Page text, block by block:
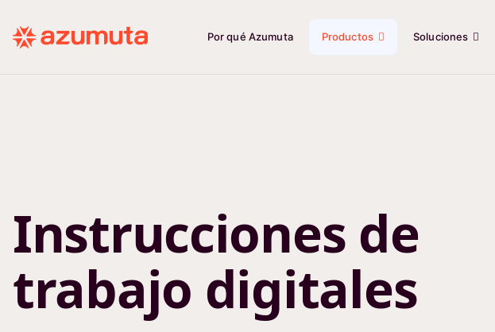
Por qué Azumuta Productos Soluciones
Instrucciones de
trabajo digitales